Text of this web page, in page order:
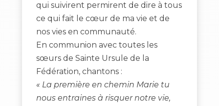
qui suivirent permirent de dire à tous
ce qui fait le cœur de ma vie et de
nos vies en communauté.
En communion avec toutes les
sœurs de Sainte Ursule de la
Fédération, chantons :
« La première en chemin Marie tu
nous entraines à risquer notre vie,